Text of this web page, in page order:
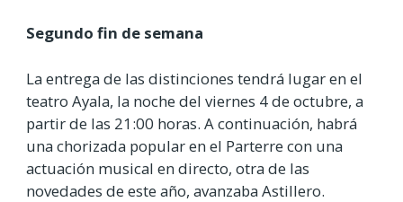
Segundo fin de semana
La entrega de las distinciones tendrá lugar en el
teatro Ayala, la noche del viernes 4 de octubre, a
partir de las 21:00 horas. A continuación, habrá
una chorizada popular en el Parterre con una
actuación musical en directo, otra de las
novedades de este año, avanzaba Astillero.